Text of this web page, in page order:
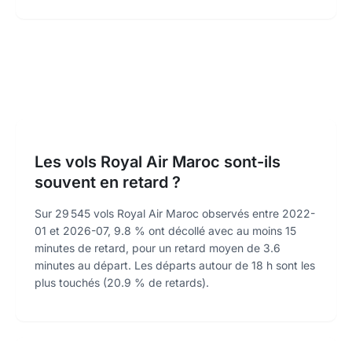
Les vols Royal Air Maroc sont-ils
souvent en retard ?
Sur 29 545 vols Royal Air Maroc observés entre 2022-
01 et 2026-07, 9.8 % ont décollé avec au moins 15
minutes de retard, pour un retard moyen de 3.6
minutes au départ. Les départs autour de 18 h sont les
plus touchés (20.9 % de retards).